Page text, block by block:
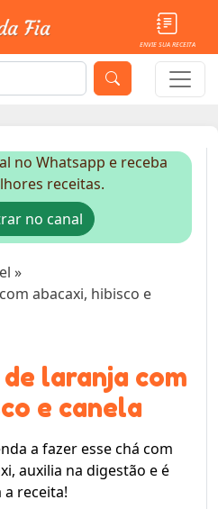
ENVIE SUA RECEITA
no Whatsapp e receba
receitas.
no canal
»
abacaxi, hibisco e
laranja com
e canela
a fazer esse chá com
auxilia na digestão e é
receita!